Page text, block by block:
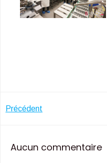
Navigation
de
Précédent
Aucun commentaire